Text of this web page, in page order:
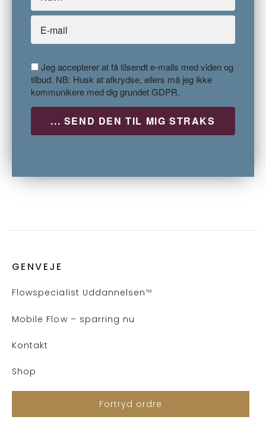
Jeg accepterer at få tilsendt e-mails med viden og
tilbud. NB: Husk at afkrydse, ellers må jeg ikke
kommunikere med dig grundet GDPR.
GENVEJE
Flowspecialist Uddannelsen™
Mobile Flow – sparring nu
Kontakt
Shop
Fortryd ordre